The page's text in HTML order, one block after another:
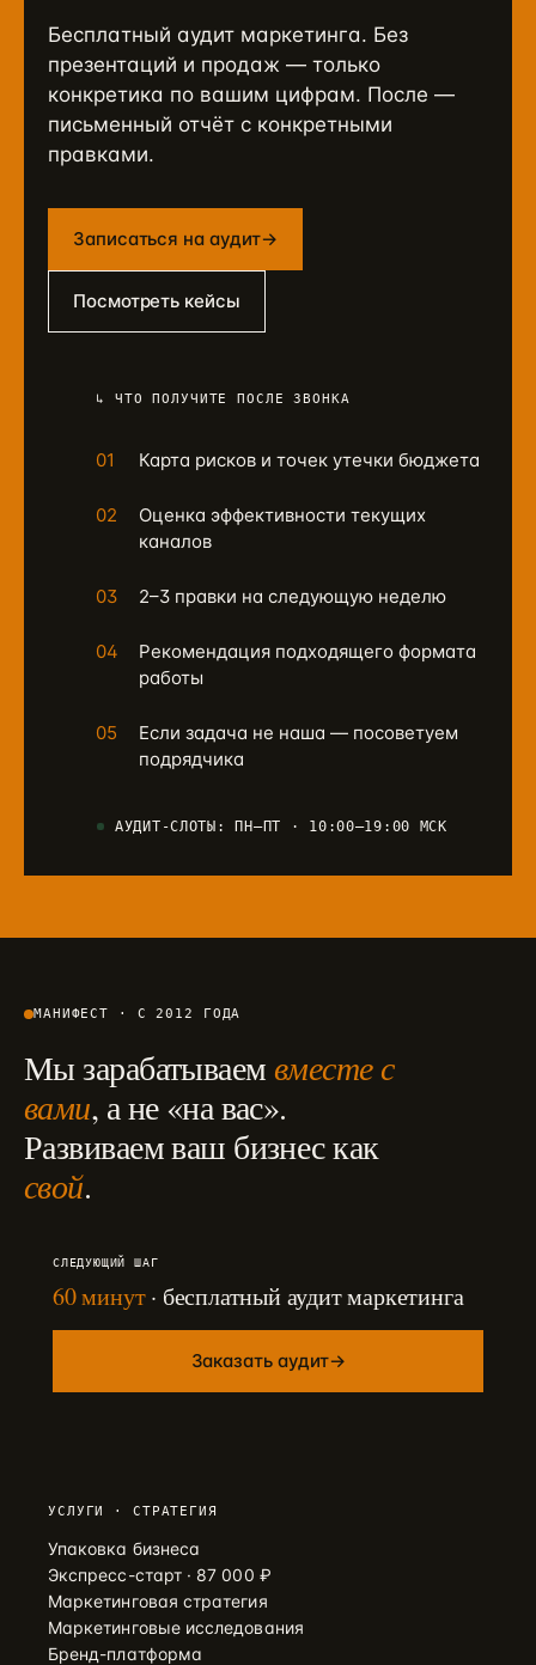
Бесплатный аудит маркетинга. Без
презентаций и продаж — только
конкретика по вашим цифрам. После —
письменный отчёт с конкретными
правками.
Записаться на аудит→
Посмотреть кейсы
↳ ЧТО ПОЛУЧИТЕ ПОСЛЕ ЗВОНКА
01 Карта рисков и точек утечки бюджета
02
Оценка эффективности текущих
каналов
03 2–3 правки на следующую неделю
04
Рекомендация подходящего формата
работы
05
Если задача не наша — посоветуем
подрядчика
АУДИТ-СЛОТЫ: ПН–ПТ · 10:00–19:00 МСК
МАНИФЕСТ · С 2012 ГОДА
Мы зарабатываемвместе с
вами, а не «на вас».
Развиваем ваш бизнес как
свой.
СЛЕДУЮЩИЙ ШАГ
60 минут· бесплатный аудит маркетинга
Заказать аудит→
УСЛУГИ · СТРАТЕГИЯ
Упаковка бизнеса
Экспресс-старт · 87 000 ₽
Маркетинговая стратегия
Маркетинговые исследования
Бренд-платформа